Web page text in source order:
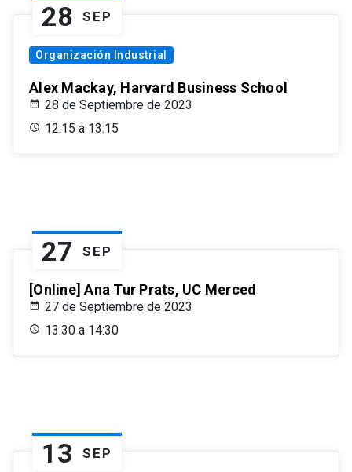
28 SEP
Organización Industrial
Alex Mackay, Harvard Business School
28 de Septiembre de 2023
12:15 a 13:15
27 SEP
[Online] Ana Tur Prats, UC Merced
27 de Septiembre de 2023
13:30 a 14:30
13 SEP